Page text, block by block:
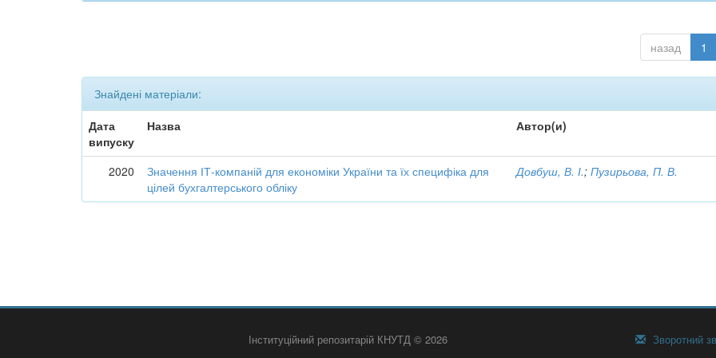
назад 1
Знайдені матеріали:
Дата
випуску
Назва Автор(и)
2020
Значення ІТ-компаній для економіки України та їх специфіка для
цілей бухгалтерського обліку
Довбуш, В. І.;Пузирьова, П. В.
Інституційний репозитарій КНУТД © 2026 Зворотний